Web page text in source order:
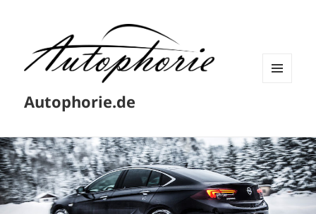
Autophorie.de